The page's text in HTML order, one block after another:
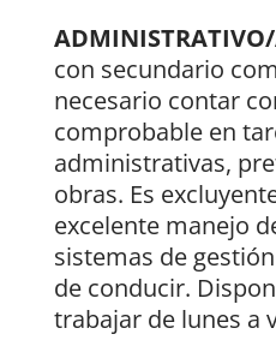
con secundario
necesario contar
comprobable en
administrativas,
obras. Es
excelente manejo
sistemas de
de conducir.
trabajar de lunes a